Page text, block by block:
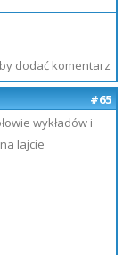
dodać komentarz
#65
wykładów i
lajcie